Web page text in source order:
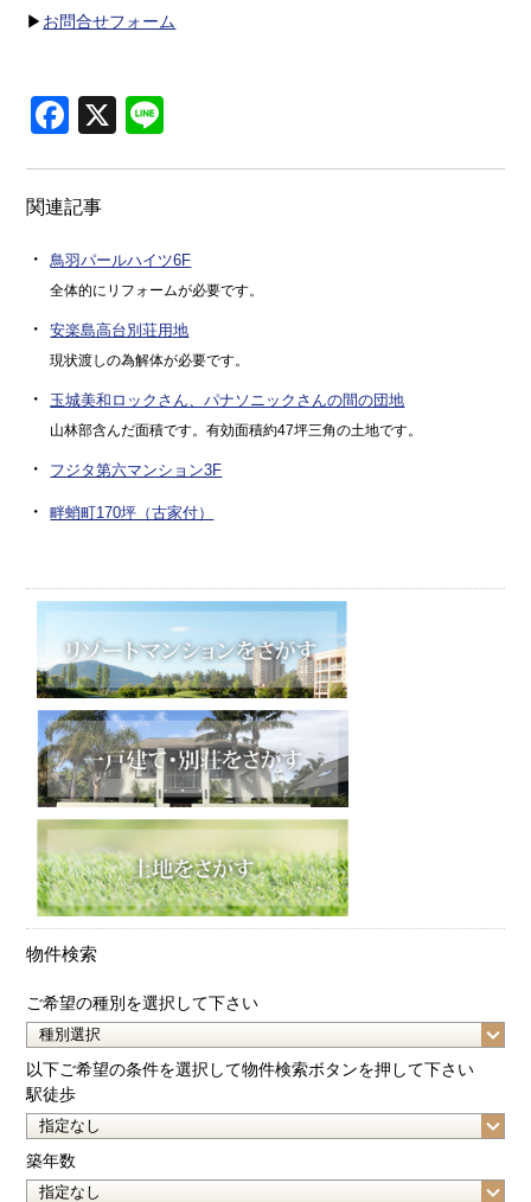
▶ お問合せフォーム
Facebook
X
関連記事
・ 鳥羽パールハイツ6F
全体的にリフォームが必要です。
・安楽島高台別荘用地
現状渡しの為解体が必要です。
・ 玉城美和ロックさん、パナソニックさんの間の団地
山林部含んだ面積です。有効面積約47坪三角の土地です。
・ フジタ第六マンション3F
・畔蛸町170坪（古家付）
物件検索
ご希望の種別を選択して下さい
以下ご希望の条件を選択して物件検索ボタンを押して下さい
駅徒歩
築年数